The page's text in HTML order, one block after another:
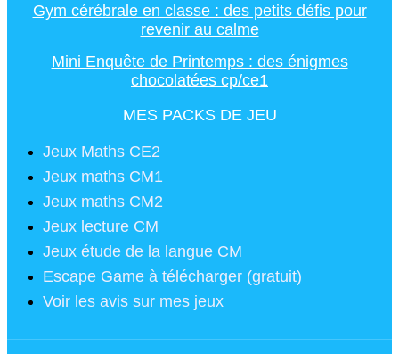
Gym cérébrale en classe : des petits défis pour
revenir au calme
Mini Enquête de Printemps : des énigmes
chocolatées cp/ce1
MES PACKS DE JEU
Jeux Maths CE2
Jeux maths CM1
Jeux maths CM2
Jeux lecture CM
Jeux étude de la langue CM
Escape Game à télécharger (gratuit)
Voir les avis sur mes jeux